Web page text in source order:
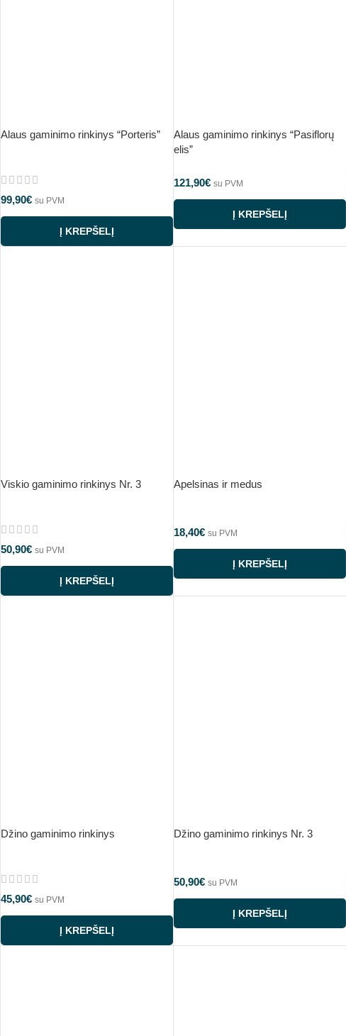
Alaus gaminimo rinkinys “Porteris”
99,90€ su PVM
Į KREPŠELĮ
Alaus gaminimo rinkinys “Pasiflorų
elis”
121,90€ su PVM
Į KREPŠELĮ
Viskio gaminimo rinkinys Nr. 3
50,90€ su PVM
Į KREPŠELĮ
Apelsinas ir medus
18,40€ su PVM
Į KREPŠELĮ
Džino gaminimo rinkinys
45,90€ su PVM
Į KREPŠELĮ
Džino gaminimo rinkinys Nr. 3
50,90€ su PVM
Į KREPŠELĮ